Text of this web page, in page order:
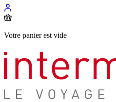
Votre panier est vide